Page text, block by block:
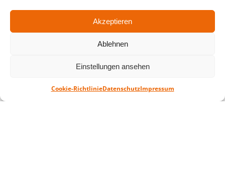
Akzeptieren
Ablehnen
Einstellungen ansehen
Cookie-RichtlinieDatenschutzImpressum
Am Sportforum 2, 04105 Leipzig
Sie erreichen uns mit dem Öffentlichen